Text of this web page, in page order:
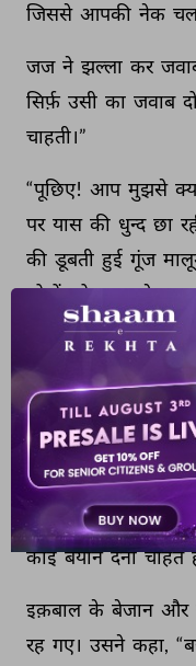
जिससे आपकी नेक
जज ने झल्ला कर
सिर्फ़ उसी का जवाब
चाहती।”
“पूछिए! आप मुझसे
पर यास की धुन्द छा
की डूबती हुई गूंज
लोगों को वक़्त से
सवाल कुछ इस
पर घबराहट सी पैदा हो
काग़ज़ात उठाए और
रेख़ में से पिन निकाल
“तुमने अपनी जान लेने
रू-ए-क़ानून
कोई बयान देना चाहते
इक़बाल के बेजान और
रह गए। उसने कहा,